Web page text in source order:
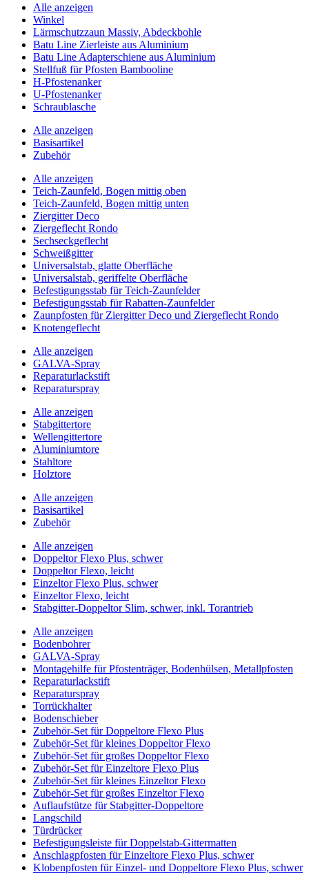
Alle anzeigen
Winkel
Lärmschutzzaun Massiv, Abdeckbohle
Batu Line Zierleiste aus Aluminium
Batu Line Adapterschiene aus Aluminium
Stellfuß für Pfosten Bambooline
H-Pfostenanker
U-Pfostenanker
Schraublasche
Alle anzeigen
Basisartikel
Zubehör
Alle anzeigen
Teich-Zaunfeld, Bogen mittig oben
Teich-Zaunfeld, Bogen mittig unten
Ziergitter Deco
Ziergeflecht Rondo
Sechseckgeflecht
Schweißgitter
Universalstab, glatte Oberfläche
Universalstab, geriffelte Oberfläche
Befestigungsstab für Teich-Zaunfelder
Befestigungsstab für Rabatten-Zaunfelder
Zaunpfosten für Ziergitter Deco und Ziergeflecht Rondo
Knotengeflecht
Alle anzeigen
GALVA-Spray
Reparaturlackstift
Reparaturspray
Alle anzeigen
Stabgittertore
Wellengittertore
Aluminiumtore
Stahltore
Holztore
Alle anzeigen
Basisartikel
Zubehör
Alle anzeigen
Doppeltor Flexo Plus, schwer
Doppeltor Flexo, leicht
Einzeltor Flexo Plus, schwer
Einzeltor Flexo, leicht
Stabgitter-Doppeltor Slim, schwer, inkl. Torantrieb
Alle anzeigen
Bodenbohrer
GALVA-Spray
Montagehilfe für Pfostenträger, Bodenhülsen, Metallpfosten
Reparaturlackstift
Reparaturspray
Torrückhalter
Bodenschieber
Zubehör-Set für Doppeltore Flexo Plus
Zubehör-Set für kleines Doppeltor Flexo
Zubehör-Set für großes Doppeltor Flexo
Zubehör-Set für Einzeltore Flexo Plus
Zubehör-Set für kleines Einzeltor Flexo
Zubehör-Set für großes Einzeltor Flexo
Auflaufstütze für Stabgitter-Doppeltore
Langschild
Türdrücker
Befestigungsleiste für Doppelstab-Gittermatten
Anschlagpfosten für Einzeltore Flexo Plus, schwer
Klobenpfosten für Einzel- und Doppeltore Flexo Plus, schwer